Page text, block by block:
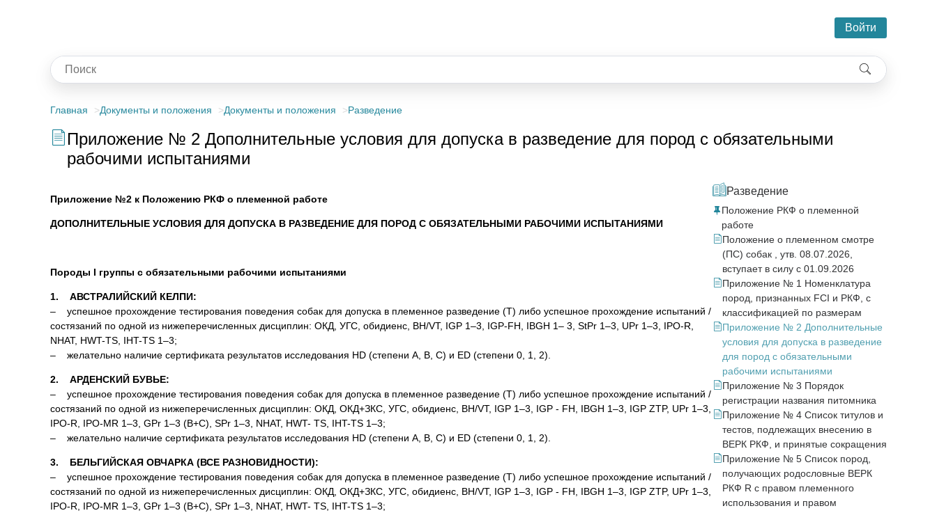
Войти
Главная Документы и положения Документы и положения Разведение
Приложение № 2 Дополнительные условия для допуска в разведение для пород с обязательными
рабочими испытаниями
Приложение №2 к Положению РКФ о племенной работе
ДОПОЛНИТЕЛЬНЫЕ УСЛОВИЯ ДЛЯ ДОПУСКА В РАЗВЕДЕНИЕ ДЛЯ ПОРОД С ОБЯЗАТЕЛЬНЫМИ РАБОЧИМИ ИСПЫТАНИЯМИ
Породы I группы с обязательными рабочими испытаниями
1. АВСТРАЛИЙСКИЙ КЕЛПИ:
– успешное прохождение тестирования поведения собак для допуска в племенное разведение (Т) либо успешное прохождение испытаний /
состязаний по одной из нижеперечисленных дисциплин: ОКД, УГС, обидиенс, BH/VT, IGP 1–3, IGP-FH, IBGH 1– 3, StPr 1–3, UPr 1–3, IPO-R,
NHAT, HWT-TS, IHT-TS 1–3;
– желательно наличие сертификата результатов исследования HD (степени A, B, C) и ED (степени 0, 1, 2).
2. АРДЕНСКИЙ БУВЬЕ:
– успешное прохождение тестирования поведения собак для допуска в племенное разведение (Т) либо успешное прохождение испытаний /
состязаний по одной из нижеперечисленных дисциплин: ОКД, ОКД+ЗКС, УГС, обидиенс, BH/VT, IGP 1–3, IGP - FH, IBGH 1–3, IGP ZTP, UPr 1–3,
IPO-R, IPO-MR 1–3, GPr 1–3 (B+C), SPr 1–3, NHAT, HWT- TS, IHT-TS 1–3;
– желательно наличие сертификата результатов исследования HD (степени A, B, C) и ED (степени 0, 1, 2).
3. БЕЛЬГИЙСКАЯ ОВЧАРКА (ВСЕ РАЗНОВИДНОСТИ):
– успешное прохождение тестирования поведения собак для допуска в племенное разведение (Т) либо успешное прохождение испытаний /
состязаний по одной из нижеперечисленных дисциплин: ОКД, ОКД+ЗКС, УГС, обидиенс, BH/VT, IGP 1–3, IGP - FH, IBGH 1–3, IGP ZTP, UPr 1–3,
IPO-R, IPO-MR 1–3, GPr 1–3 (B+C), SPr 1–3, NHAT, HWT- TS, IHT-TS 1–3;
Разведение
Положение РКФ о племенной
работе
Положение о племенном смотре
(ПС) собак , утв. 08.07.2026,
вступает в силу с 01.09.2026
Приложение № 1 Номенклатура
пород, признанных FCI и РКФ, с
классификацией по размерам
Приложение № 2 Дополнительные
условия для допуска в разведение
для пород с обязательными
рабочими испытаниями
Приложение № 3 Порядок
регистрации названия питомника
Приложение № 4 Список титулов и
тестов, подлежащих внесению в
ВЕРК РКФ, и принятые сокращения
Приложение № 5 Список пород,
получающих родословные ВЕРК
РКФ R c правом племенного
использования и правом